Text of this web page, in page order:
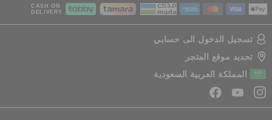
CASH ON
DELIVERY
تسجيل الدخول الى حسابي
تحديد موقع المتجر
المملكة العربية السعودية